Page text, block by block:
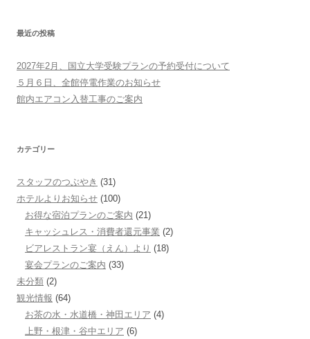
最近の投稿
2027年2月、国立大学受験プランの予約受付について
５月６日、全館停電作業のお知らせ
館内エアコン入替工事のご案内
カテゴリー
スタッフのつぶやき (31)
ホテルよりお知らせ (100)
お得な宿泊プランのご案内 (21)
キャッシュレス・消費者還元事業 (2)
ビアレストラン宴（えん）より (18)
宴会プランのご案内 (33)
未分類 (2)
観光情報 (64)
お茶の水・水道橋・神田エリア (4)
上野・根津・谷中エリア (6)